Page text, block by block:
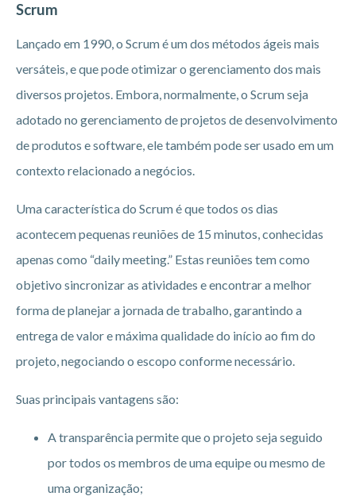
Scrum
Lançado em 1990, o Scrum é um dos métodos ágeis mais
versáteis, e que pode otimizar o gerenciamento dos mais
diversos projetos. Embora, normalmente, o Scrum seja
adotado no gerenciamento de projetos de desenvolvimento
de produtos e software, ele também pode ser usado em um
contexto relacionado a negócios.
Uma característica do Scrum é que todos os dias
acontecem pequenas reuniões de 15 minutos, conhecidas
apenas como “daily meeting.” Estas reuniões tem como
objetivo sincronizar as atividades e encontrar a melhor
forma de planejar a jornada de trabalho, garantindo a
entrega de valor e máxima qualidade do início ao fim do
projeto, negociando o escopo conforme necessário.
Suas principais vantagens são:
A transparência permite que o projeto seja seguido
por todos os membros de uma equipe ou mesmo de
uma organização;